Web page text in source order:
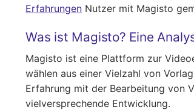
Erfahrungen Nutzer mit Magisto
Was ist Magisto? Eine
Magisto ist eine Plattform zur
wählen aus einer Vielzahl von
Erfahrung mit der Bearbeitung von
vielversprechende Entwicklung.